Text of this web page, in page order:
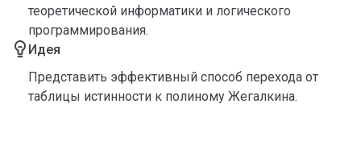
теоретической информатики и логического
программирования.
Идея
Представить эффективный способ перехода от
таблицы истинности к полиному Жегалкина.